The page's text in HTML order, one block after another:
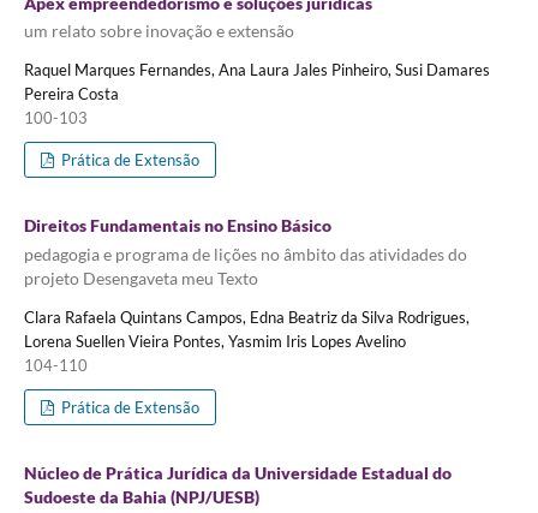
um relato sobre inovação e extensão
Raquel Marques Fernandes, Ana Laura Jales Pinheiro, Susi Damares
Pereira Costa
100-103
Prática de Extensão
Direitos Fundamentais no Ensino Básico
pedagogia e programa de lições no âmbito das atividades do
projeto Desengaveta meu Texto
Clara Rafaela Quintans Campos, Edna Beatriz da Silva Rodrigues,
Lorena Suellen Vieira Pontes, Yasmim Iris Lopes Avelino
104-110
Prática de Extensão
Núcleo de Prática Jurídica da Universidade Estadual do
Sudoeste da Bahia (NPJ/UESB)